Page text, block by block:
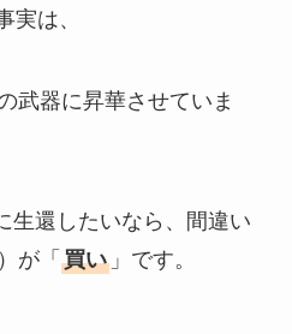
実は、
武器に昇華させていま
生還したいなら、間違い
が「 買い」です。